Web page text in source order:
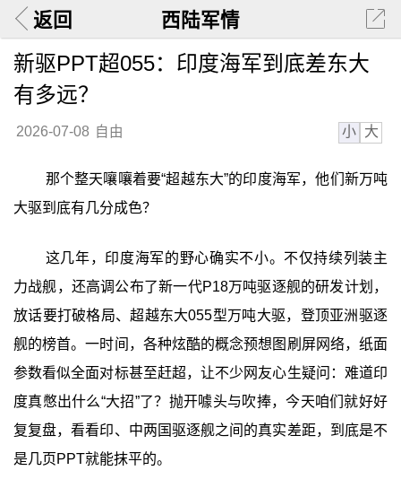
返回 西陆军情
新驱PPT超055：印度海军到底差东大
有多远？
2026-07-08 自由 小 大
那个整天嚷嚷着要“超越东大”的印度海军，他们新万吨
大驱到底有几分成色？
这几年，印度海军的野心确实不小。不仅持续列装主
力战舰，还高调公布了新一代P18万吨驱逐舰的研发计划，
放话要打破格局、超越东大055型万吨大驱，登顶亚洲驱逐
舰的榜首。一时间，各种炫酷的概念预想图刷屏网络，纸面
参数看似全面对标甚至赶超，让不少网友心生疑问：难道印
度真憋出什么“大招”了？抛开噱头与吹捧，今天咱们就好好
复复盘，看看印、中两国驱逐舰之间的真实差距，到底是不
是几页PPT就能抹平的。